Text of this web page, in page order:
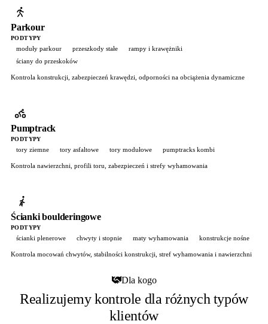
Parkour
PODTYPY
moduły parkour przeszkody stałe
rampy i krawężniki
ściany do przeskoków
Kontrola konstrukcji, zabezpieczeń krawędzi, odporności na obciążenia dynamiczne
Pumptrack
PODTYPY
tory ziemne tory asfaltowe tory modułowe pumptracks kombi
Kontrola nawierzchni, profili toru, zabezpieczeń i strefy wyhamowania
Ścianki boulderingowe
PODTYPY
ścianki plenerowe chwyty i stopnie maty wyhamowania konstrukcje nośne
Kontrola mocowań chwytów, stabilności konstrukcji, stref wyhamowania i nawierzchni
Dla kogo
Realizujemy kontrole dla różnych typów
klientów